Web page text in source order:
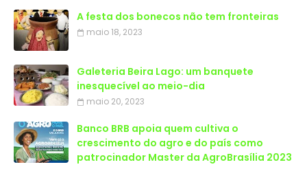
A festa dos bonecos não tem fronteiras
maio 18, 2023
Galeteria Beira Lago: um banquete
inesquecível ao meio-dia
maio 20, 2023
Banco BRB apoia quem cultiva o
crescimento do agro e do país como
patrocinador Master da AgroBrasília 2023